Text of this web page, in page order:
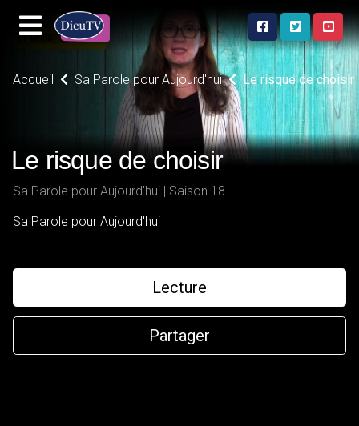
Accueil Sa Parole pour Aujourd'hui Le risque de choisir
Le risque de choisir
Sa Parole pour Aujourd'hui | Saison 18
Sa Parole pour Aujourd'hui
Lecture
Partager